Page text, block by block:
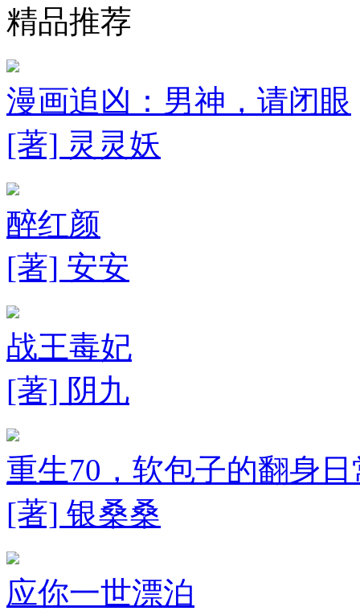
精品推荐
漫画追凶：男神，请闭眼
[著] 灵灵妖
醉红颜
[著] 安安
战王毒妃
[著] 阴九
重生70，软包子的翻身日
[著] 银桑桑
应你一世漂泊